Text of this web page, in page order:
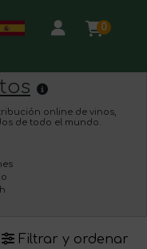
0
online de vinos,
de todo el mundo.
Filtrar y ordenar